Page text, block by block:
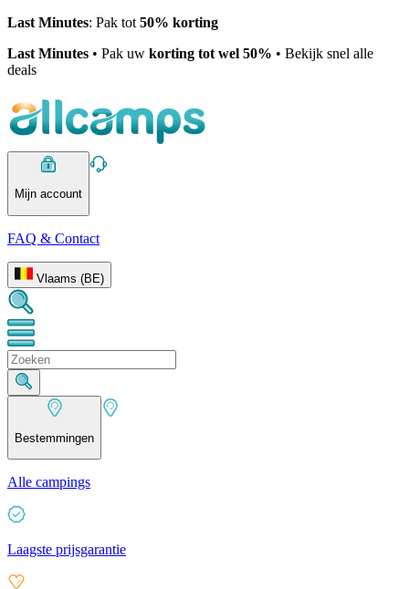
Last Minutes: Pak tot 50% korting
Last Minutes • Pak uw korting tot wel 50% • Bekijk snel alle
deals
Mijn account
FAQ & Contact
Vlaams (BE)
Bestemmingen
Alle campings
Laagste prijsgarantie